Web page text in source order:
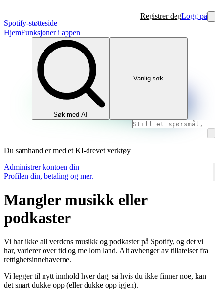
Spotify-støtteside
Registrer degLogg på
HjemFunksjoner i appen
Søk med AI
Vanlig søk
Du samhandler med et KI-drevet verktøy.
Administrer kontoen din
Profilen din, betaling og mer.
Mangler musikk eller
podkaster
Vi har ikke all verdens musikk og podkaster på Spotify, og det vi
har, varierer over tid og mellom land. Alt avhenger av tillatelser fra
rettighetsinnehaverne.
Vi legger til nytt innhold hver dag, så hvis du ikke finner noe, kan
det snart dukke opp (eller dukke opp igjen).